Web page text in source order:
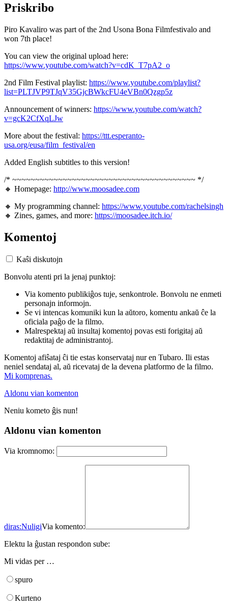
Priskribo
Piro Kavaliro was part of the 2nd Usona Bona Filmfestivalo and
won 7th place!
You can view the original upload here:
https://www.youtube.com/watch?v=cdK_T7pA2_o
2nd Film Festival playlist: https://www.youtube.com/playlist?
list=PLTJVP9TJqV35GjcBWkcFU4eVBn0Qzgp5z
Announcement of winners: https://www.youtube.com/watch?
v=gcK2CfXqLJw
More about the festival: https://ttt.esperanto-
usa.org/eusa/film_festival/en
Added English subtitles to this version!
/* ~~~~~~~~~~~~~~~~~~~~~~~~~~~~~~~~~~~~~~~~ */
🔸 Homepage: http://www.moosadee.com
🔸 My programming channel: https://www.youtube.com/rachelsingh
🔸 Zines, games, and more: https://moosadee.itch.io/
Komentoj
Kaŝi diskutojn
Bonvolu atenti pri la jenaj punktoj:
Via komento publikiĝos tuje, senkontrole. Bonvolu ne enmeti
personajn informojn.
Se vi intencas komuniki kun la aŭtoro, komentu ankaŭ ĉe la
oficiala paĝo de la filmo.
Malrespektaj aŭ insultaj komentoj povas esti forigitaj aŭ
redaktitaj de administrantoj.
Komentoj afiŝataj ĉi tie estas konservataj nur en Tubaro. Ili estas
neniel sendataj al, aŭ ricevataj de la devena platformo de la filmo.
Mi komprenas.
Aldonu vian komenton
Neniu kometo ĝis nun!
Aldonu vian komenton
Via kromnomo:
diras:NuligiVia komento:
Elektu la ĝustan respondon sube:
Mi vidas per …
spuro
Kurteno